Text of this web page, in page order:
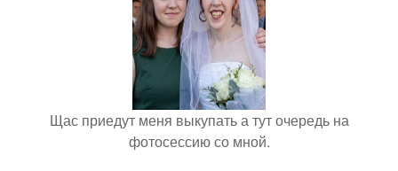
Щас приедут меня выкупать а тут очередь на
фотосессию со мной.